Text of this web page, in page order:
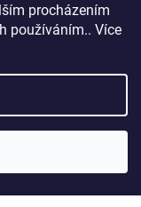
procházením
používáním.. Více
.